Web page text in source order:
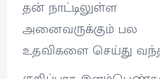
தன் நாட்டிலுள்ள
அனைவருக்கும் பல
உதவிகளை செய்து